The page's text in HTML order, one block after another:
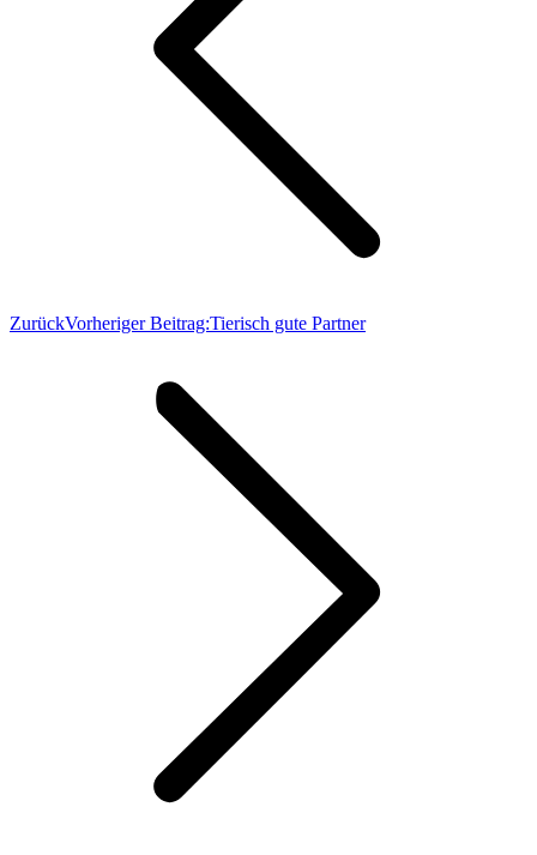
ZurückVorheriger Beitrag:Tierisch gute Partner